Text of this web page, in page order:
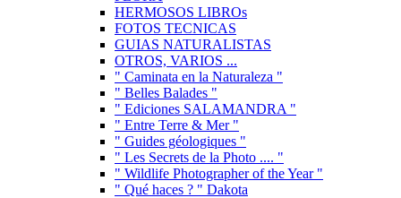
HERMOSOS LIBROs
FOTOS TECNICAS
GUIAS NATURALISTAS
OTROS, VARIOS ...
" Caminata en la Naturaleza "
" Belles Balades "
" Ediciones SALAMANDRA "
" Entre Terre & Mer "
" Guides géologiques "
" Les Secrets de la Photo .... "
" Wildlife Photographer of the Year "
" Qué haces ? " Dakota